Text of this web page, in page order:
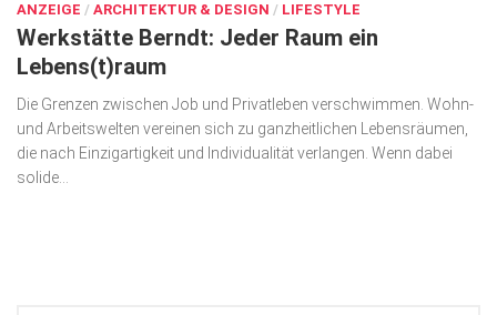
Geschäft
gesund & schön
Gesellschaft
Kunst & Kultur
Lifestyle
ANZEIGE / ARCHITEKTUR & DESIGN / LIFESTYLE
Werkstätte Berndt: Jeder Raum ein
Lebens(t)raum
Die Grenzen zwischen Job und Privatleben verschwimmen. Wohn-
und Arbeitswelten vereinen sich zu ganzheitlichen Lebens­räumen,
die nach Einzigartigkeit und Individualität verlangen. Wenn dabei
solide...